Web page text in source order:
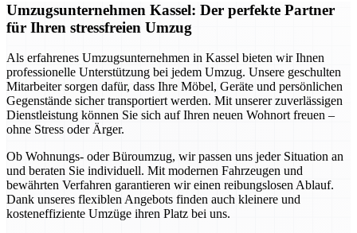
Umzugsunternehmen Kassel: Der perfekte Partner
für Ihren stressfreien Umzug
Als erfahrenes Umzugsunternehmen in Kassel bieten wir Ihnen
professionelle Unterstützung bei jedem Umzug. Unsere geschulten
Mitarbeiter sorgen dafür, dass Ihre Möbel, Geräte und persönlichen
Gegenstände sicher transportiert werden. Mit unserer zuverlässigen
Dienstleistung können Sie sich auf Ihren neuen Wohnort freuen –
ohne Stress oder Ärger.
Ob Wohnungs- oder Büroumzug, wir passen uns jeder Situation an
und beraten Sie individuell. Mit modernen Fahrzeugen und
bewährten Verfahren garantieren wir einen reibungslosen Ablauf.
Dank unseres flexiblen Angebots finden auch kleinere und
kosteneffiziente Umzüge ihren Platz bei uns.